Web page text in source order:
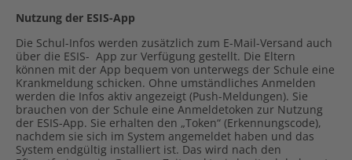
Nutzung der ESIS-App
Die Schul-Infos werden zusätzlich zum E-Mail-Versand auch
über die ESIS- App zur Verfügung gestellt. Die Eltern
können mit der App bequem von unterwegs der Schule eine
Krankmeldung schicken. Ohne umständliches Anmelden
werden die Infos aktiv angezeigt (Push-Meldungen). Sie
brauchen von der Schule eine Anmeldetoken zur Nutzung
der ESIS-App. Sie erhalten den „Token“ (Erkennungscode),
nachdem sie sich im System angemeldet haben und das
System endgültig installiert ist. Das wird nach den